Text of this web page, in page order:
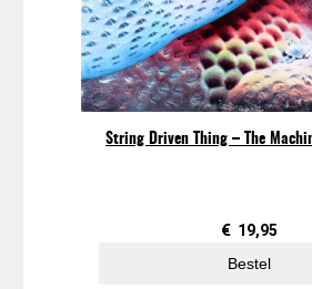
String Driven Thing – The
€ 19,95
Bestel